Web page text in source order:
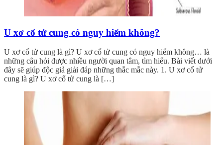
U xơ cổ tử cung có nguy hiểm không?
U xơ cổ tử cung là gì? U xơ cổ tử cung có nguy hiểm không… là
những câu hỏi được nhiều người quan tâm, tìm hiểu. Bài viết dưới
đây sẽ giúp độc giả giải đáp những thắc mắc này. 1. U xơ cổ tử
cung là gì? U xơ cổ tử cung là […]